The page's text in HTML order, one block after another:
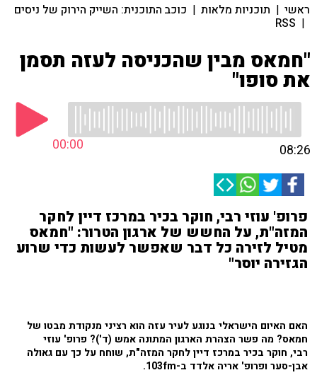
ראשי | תוכניות מלאות | כוכב התוכנית: השייק הירוק של ניסים
|
RSS
"חמאס מבין שהכניסה לעזה תסמן
את סופו"
00:00 08:26
פרופ' עוזי רבי, חוקר בכיר במרכז דיין לחקר
המזה"ת, על החשש של ארגון הטרור: "חמאס
מטיל לזירה כל דבר שאפשר לעשות כדי שרוע
הגזירה יוסר"
האם האיום הישראלי בנוגע לעיר עזה הוא רציני מנקודת מבטו של
חמאס? מה פשר הצהרת הארגון המתונה אמש (ד')? פרופ' עוזי
רבי, חוקר בכיר במרכז דיין לחקר המזה"ת, שוחח על כך עם גאולה
אבן-סער ופרופ' אריה אלדד ב-103fm.